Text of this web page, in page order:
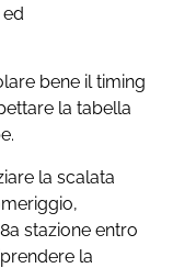
bene il timing
la tabella
la scalata
stazione entro
la